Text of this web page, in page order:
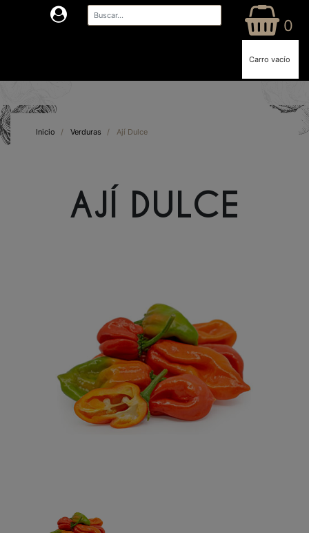
0
Carro vacío
Inicio / Verduras / Ají Dulce
AJÍ DULCE